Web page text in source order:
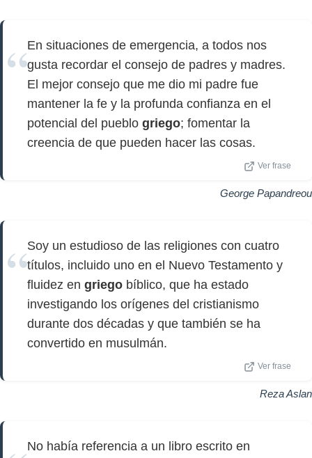
En situaciones de emergencia, a todos nos
gusta recordar el consejo de padres y madres.
El mejor consejo que me dio mi padre fue
mantener la fe y la profunda confianza en el
potencial del pueblo griego; fomentar la
creencia de que pueden hacer las cosas.
Ver frase
George Papandreou
Soy un estudioso de las religiones con cuatro
títulos, incluido uno en el Nuevo Testamento y
fluidez en griego bíblico, que ha estado
investigando los orígenes del cristianismo
durante dos décadas y que también se ha
convertido en musulmán.
Ver frase
Reza Aslan
No había referencia a un libro escrito en